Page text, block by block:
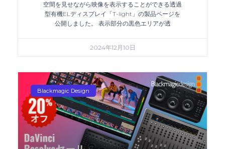
空間を見せながら映像を表示することができる透過
型有機ELディスプレイ「T-light」の製品ページを
公開しました。 表示部分の黒色エリアが透
2024年12月10日
Blackmagic Design